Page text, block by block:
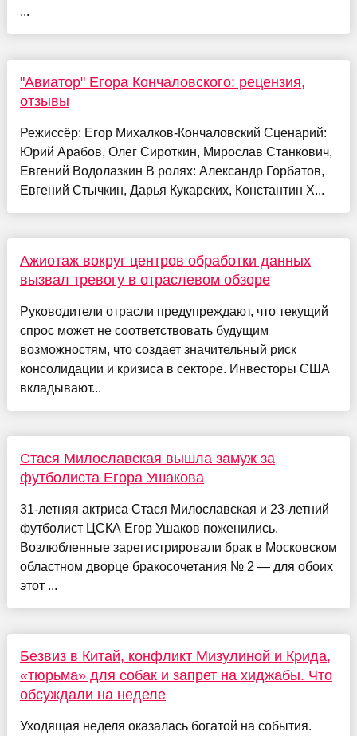
...
"Авиатор" Егора Кончаловского: рецензия,
отзывы
Режиссёр: Егор Михалков-Кончаловский Сценарий:
Юрий Арабов, Олег Сироткин, Мирослав Станкович,
Евгений Водолазкин В ролях: Александр Горбатов,
Евгений Стычкин, Дарья Кукарских, Константин Х...
Ажиотаж вокруг центров обработки данных
вызвал тревогу в отраслевом обзоре
Руководители отрасли предупреждают, что текущий
спрос может не соответствовать будущим
возможностям, что создает значительный риск
консолидации и кризиса в секторе. Инвесторы США
вкладывают...
Стася Милославская вышла замуж за
футболиста Егора Ушакова
31-летняя актриса Стася Милославская и 23-летний
футболист ЦСКА Егор Ушаков поженились.
Возлюбленные зарегистрировали брак в Московском
областном дворце бракосочетания № 2 — для обоих
этот ...
Безвиз в Китай, конфликт Мизулиной и Крида,
«тюрьма» для собак и запрет на хиджабы. Что
обсуждали на неделе
Уходящая неделя оказалась богатой на события.